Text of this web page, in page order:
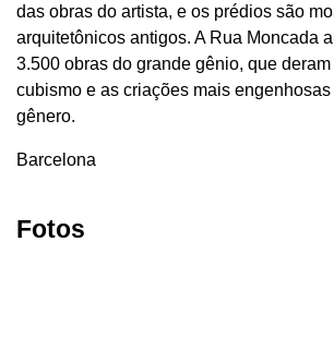
das obras do artista, e os prédios são
arquitetônicos antigos. A Rua Moncada
3.500 obras do grande gênio, que
cubismo e as criações mais
gênero.
Barcelona
Fotos